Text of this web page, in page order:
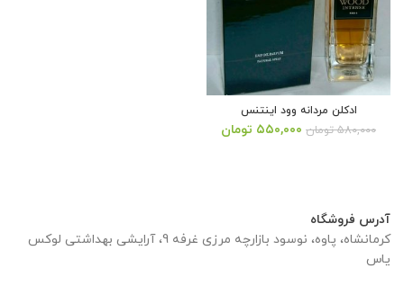
ادکلن مردانه وود اینتنس
۵۸۰,۰۰۰ تومان قیمت
۵۵۰,۰۰۰ تومان
آدرس فروشگاه
کرمانشاه، پاوه، نوسود بازارچه مرزی غرفه 9، آرایشی بهداشتی لوکس
یاس